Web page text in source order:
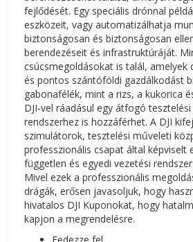
fejlődését. Egy speciális drónnal
eszközeit, vagy automatizálhatja
biztonságosan és biztonságosan
berendezéseit és infrastruktúráját.
csúcsmegoldásokat is talál, amelyek
és pontos szántóföldi gazdálkodást
gabonafélék, mint a rizs, a kukorica
DJI-vel ráadásul egy átfogó
rendszerhez is hozzáférhet. A DJI
szimulátorok, tesztelési műveleti
professzionális csapat által képviselt
független és egyedi vezetési
Mivel ezek a professzionális
drágák, erősen javasoljuk, hogy
hivatalos DJI Kuponokat, hogy
kapjon a megrendelésre.